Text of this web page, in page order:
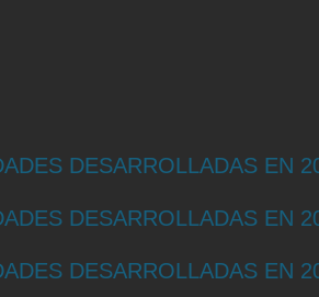
DESARROLLADAS EN
DESARROLLADAS EN
DESARROLLADAS EN